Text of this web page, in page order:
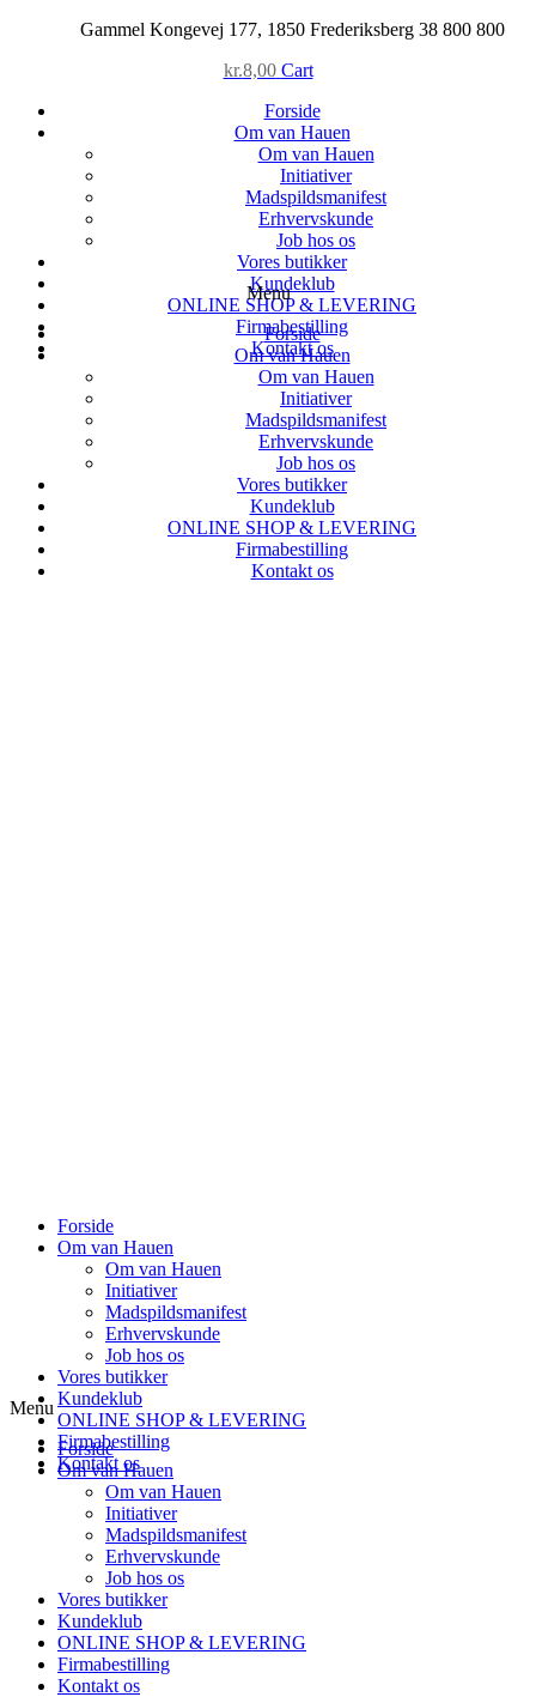
Gammel Kongevej 177, 1850 Frederiksberg 38 800 800
kr.8,00 Cart
Forside
Om van Hauen
Om van Hauen
Initiativer
Madspildsmanifest
Erhvervskunde
Job hos os
Vores butikker
Kundeklub
ONLINE SHOP & LEVERING
Firmabestilling
Kontakt os
Menu
Forside
Om van Hauen
Om van Hauen
Initiativer
Madspildsmanifest
Erhvervskunde
Job hos os
Vores butikker
Kundeklub
ONLINE SHOP & LEVERING
Firmabestilling
Kontakt os
Forside
Om van Hauen
Om van Hauen
Initiativer
Madspildsmanifest
Erhvervskunde
Job hos os
Vores butikker
Kundeklub
ONLINE SHOP & LEVERING
Firmabestilling
Kontakt os
Menu
Forside
Om van Hauen
Om van Hauen
Initiativer
Madspildsmanifest
Erhvervskunde
Job hos os
Vores butikker
Kundeklub
ONLINE SHOP & LEVERING
Firmabestilling
Kontakt os